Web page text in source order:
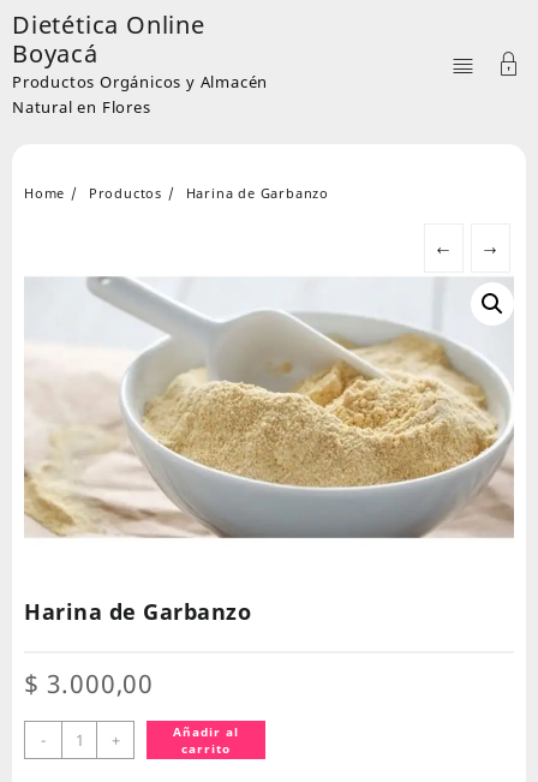
Skip
to
content
Dietética Online
Boyacá
Productos Orgánicos y Almacén
Natural en Flores
Home Productos Harina de Garbanzo
← →
Harina de Garbanzo
$ 3.000,00
-
Harina
de
+
Añadir al
carrito